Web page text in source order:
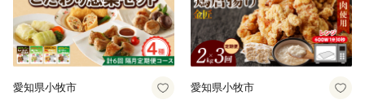
愛知県小牧市 愛知県小牧市